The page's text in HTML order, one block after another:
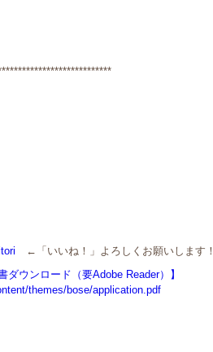
←「いいね！」よろしくお願いします
ダウンロード（要Adobe Reader）】
themes/bose/application.pdf